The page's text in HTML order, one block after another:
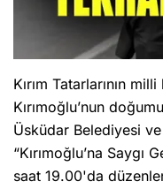
Kırım Tatarlarının
Kırımoğlu’nun
Üsküdar Belediyesi ve
“Kırımoğlu’na Saygı
saat 19.00'da